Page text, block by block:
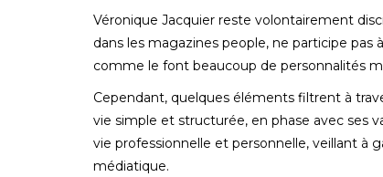
Véronique Jacquier reste volontairement
dans les magazines people, ne participe pas
comme le font beaucoup de personnalités
Cependant, quelques éléments filtrent à
vie simple et structurée, en phase avec ses
vie professionnelle et personnelle, veillant à
médiatique.